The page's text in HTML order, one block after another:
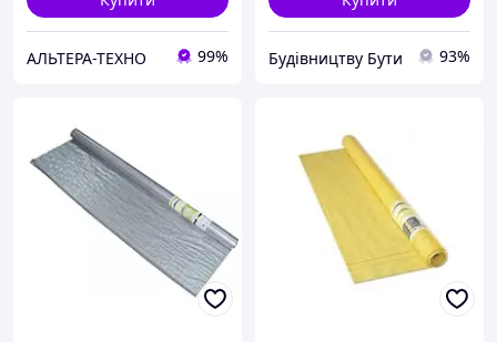
АЛЬТЕРА-ТЕХНО 99% Будівництву Бути 93%